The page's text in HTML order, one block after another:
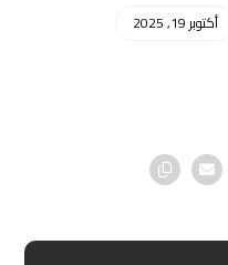
أكتوبر 19, 2025